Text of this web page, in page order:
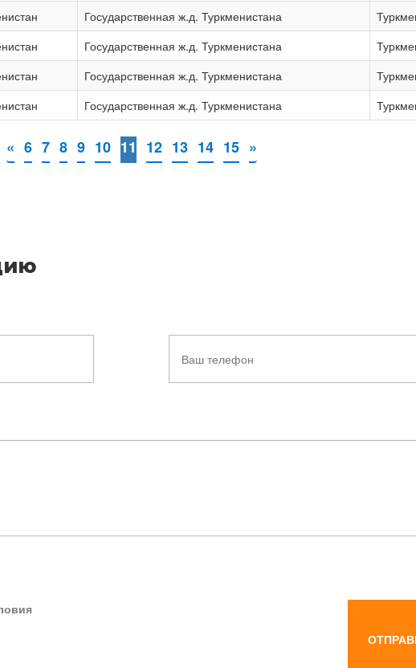
Государственная ж.д. Туркменистана
Государственная ж.д. Туркменистана
Государственная ж.д. Туркменистана
Государственная ж.д. Туркменистана
« 6 7 8 9 10 11 12 13 14 15 »